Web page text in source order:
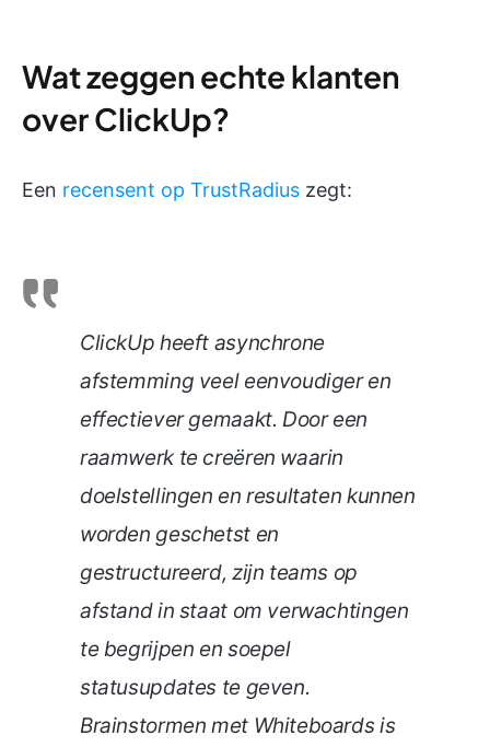
Wat zeggen echte klanten
over ClickUp?
Een recensent op TrustRadius zegt:
ClickUp heeft asynchrone
afstemming veel eenvoudiger en
effectiever gemaakt. Door een
raamwerk te creëren waarin
doelstellingen en resultaten kunnen
worden geschetst en
gestructureerd, zijn teams op
afstand in staat om verwachtingen
te begrijpen en soepel
statusupdates te geven.
Brainstormen met Whiteboards is